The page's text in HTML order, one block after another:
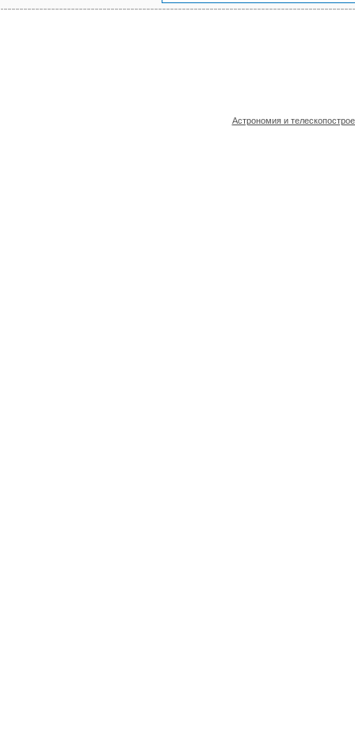
Астрономия и